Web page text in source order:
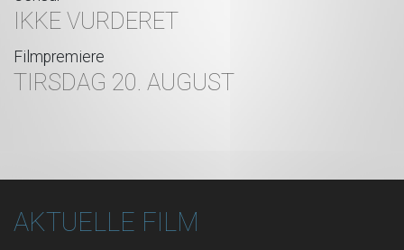
IKKE VURDERET
Filmpremiere
TIRSDAG 20. AUGUST
AKTUELLE FILM